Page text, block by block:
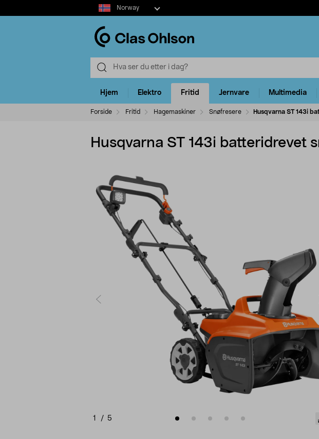
Select
market
Norway
Hjem Elektro Fritid Jernvare Multimedia
Forside Fritid Hagemaskiner Snøfresere Husqvarna ST 143i
Husqvarna ST 143i batteridrevet
1 / 5